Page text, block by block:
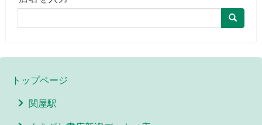
トップページ
関屋駅